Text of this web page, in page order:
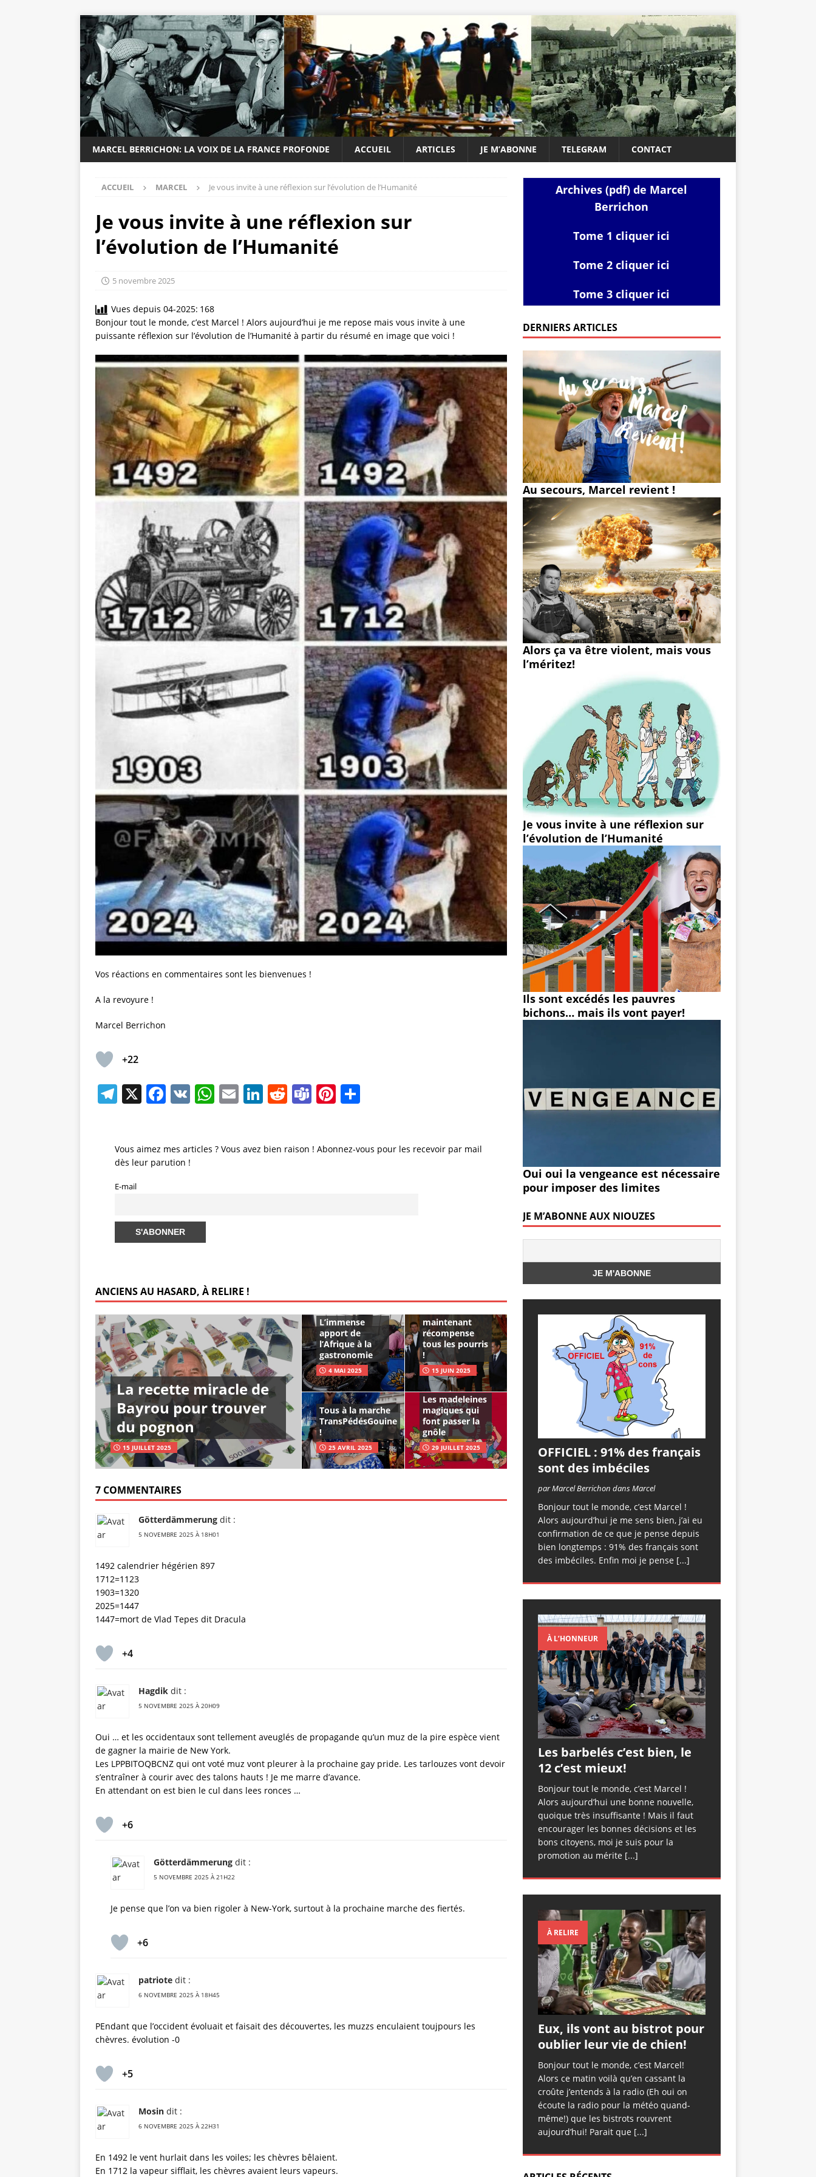
MARCEL BERRICHON: LA VOIX DE LA FRANCE PROFONDE ACCUEIL ARTICLES JE M’ABONNE TELEGRAM CONTACT
ACCUEIL MARCEL Je vous invite à une réflexion sur l’évolution de l’Humanité
Je vous invite à une réflexion sur
l’évolution de l’Humanité
5 novembre 2025
Vues depuis 04-2025: 168
Bonjour tout le monde, c’est Marcel ! Alors aujourd’hui je me repose mais vous invite à une
puissante réflexion sur l’évolution de l’Humanité à partir du résumé en image que voici !
Vos réactions en commentaires sont les bienvenues !
A la revoyure !
Marcel Berrichon
+22
T
gr
a
m
X F
e
b
k
V W
s
E
l
Li
e
R
di
T
m
Pi
rea
Vous aimez mes articles ? Vous avez bien raison ! Abonnez-vous pour les recevoir par mail
dès leur parution !
E-mail
ANCIENS AU HASARD, À RELIRE !
La recette miracle de
Bayrou pour trouver
du pognon
15 JUILLET 2025
L’immense
apport de
l’Afrique à la
gastronomie
4 MAI 2025
Légion
maintenant
récompense
tous les pourris
!
15 JUIN 2025
Tous à la marche
TransPédésGouine
!
25 AVRIL 2025
Les madeleines
magiques qui
font passer la
gnôle
29 JUILLET 2025
7 COMMENTAIRES
Götterdämmerung dit :
5 NOVEMBRE 2025 À 18H01
1492 calendrier hégérien 897
1712=1123
1903=1320
2025=1447
1447=mort de Vlad Tepes dit Dracula
+4
Hagdik dit :
5 NOVEMBRE 2025 À 20H09
Oui … et les occidentaux sont tellement aveuglés de propagande qu’un muz de la pire espèce vient
de gagner la mairie de New York.
Les LPPBITOQBCNZ qui ont voté muz vont pleurer à la prochaine gay pride. Les tarlouzes vont devoir
s’entraîner à courir avec des talons hauts ! Je me marre d’avance.
En attendant on est bien le cul dans lees ronces …
+6
Götterdämmerung dit :
5 NOVEMBRE 2025 À 21H22
Je pense que l’on va bien rigoler à New-York, surtout à la prochaine marche des fiertés.
+6
patriote dit :
6 NOVEMBRE 2025 À 18H45
PEndant que l’occident évoluait et faisait des découvertes, les muzzs enculaient toujpours les
chèvres. évolution -0
+5
Mosin dit :
6 NOVEMBRE 2025 À 22H31
En 1492 le vent hurlait dans les voiles; les chèvres bêlaient.
En 1712 la vapeur sifflait, les chèvres avaient leurs vapeurs.
Archives (pdf) de Marcel
Berrichon
Tome 1 cliquer ici
Tome 2 cliquer ici
Tome 3 cliquer ici
DERNIERS ARTICLES
Au secours, Marcel revient !
Alors ça va être violent, mais vous
l’méritez!
Je vous invite à une réflexion sur
l’évolution de l’Humanité
Ils sont excédés les pauvres
bichons… mais ils vont payer!
Oui oui la vengeance est nécessaire
pour imposer des limites
JE M’ABONNE AUX NIOUZES
OFFICIEL : 91% des français
sont des imbéciles
par Marcel Berrichon dans Marcel
Bonjour tout le monde, c’est Marcel !
Alors aujourd’hui je me sens bien, j’ai eu
confirmation de ce que je pense depuis
bien longtemps : 91% des français sont
des imbéciles. Enfin moi je pense [...]
À L’HONNEUR
Les barbelés c’est bien, le
12 c’est mieux!
Bonjour tout le monde, c’est Marcel !
Alors aujourd’hui une bonne nouvelle,
quoique très insuffisante ! Mais il faut
encourager les bonnes décisions et les
bons citoyens, moi je suis pour la
promotion au mérite [...]
À RELIRE
Eux, ils vont au bistrot pour
oublier leur vie de chien!
Bonjour tout le monde, c’est Marcel!
Alors ce matin voilà qu’en cassant la
croûte j’entends à la radio (Eh oui on
écoute la radio pour la météo quand-
même!) que les bistrots rouvrent
aujourd’hui! Parait que [...]